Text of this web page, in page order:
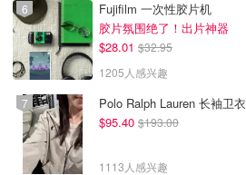
Fujifilm 一次性胶片机
胶片氛围绝了！出片神器
$28.01 $32.95
1205人感兴趣
Polo Ralph Lauren 长袖卫衣
$95.40 $193.00
1113人感兴趣